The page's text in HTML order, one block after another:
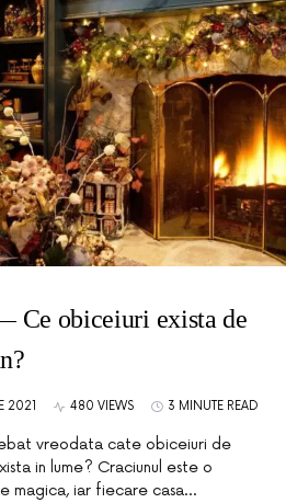
Ce obiceiuri exista de
2021 480 VIEWS 3 MINUTE READ
vreodata cate obiceiuri de
in lume? Craciunul este o
magica, iar fiecare casa…